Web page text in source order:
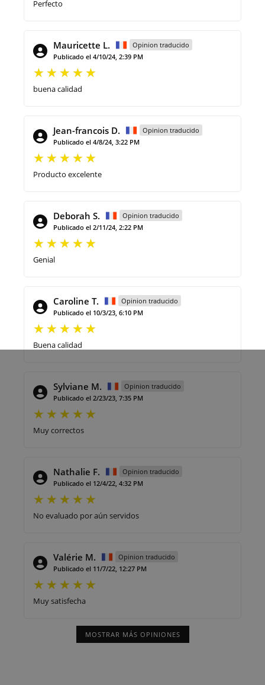
Perfecto
Mauricette L.
Opinion traducido
Publicado el 4/10/24, 2:39 PM
buena calidad
Jean-francois D.
Opinion traducido
Publicado el 4/8/24, 3:22 PM
Producto excelente
Deborah S.
Opinion traducido
Publicado el 2/11/24, 2:22 PM
Genial
Caroline T.
Opinion traducido
Publicado el 10/3/23, 6:10 PM
Buena calidad
Sylviane M.
Opinion traducido
Publicado el 2/23/23, 7:35 PM
Muy correctos
Nathalie F.
Opinion traducido
Publicado el 12/4/22, 4:32 PM
No evaluado por aún servidos
Valérie M.
Opinion traducido
Publicado el 11/7/22, 12:27 PM
Muy satisfecha
MOSTRAR MÁS OPINIONES